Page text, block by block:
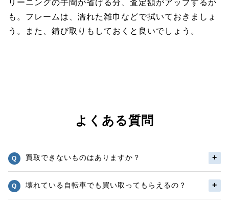
リーニングの手間が省ける分、査定額がアップするか
も。フレームは、濡れた雑巾などで拭いておきましょ
う。また、錆び取りもしておくと良いでしょう。
よくある質問
買取できないものはありますか？
壊れている自転車でも買い取ってもらえるの？